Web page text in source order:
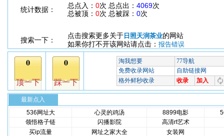
统计数据：
总点入： 0次 总点出： 4069次
总被顶： 0次 总被踩： 0次
搜索一下：
点击搜索更多关于 日照天润茶业的网站
如果你打不开该网站请点击： 报告错误
最新点入
536网址大
心灵的鸡汤 8899电影
领悟格子链
闪播影院
高清rt艺术
买ip流量
网址之家大全 女装网